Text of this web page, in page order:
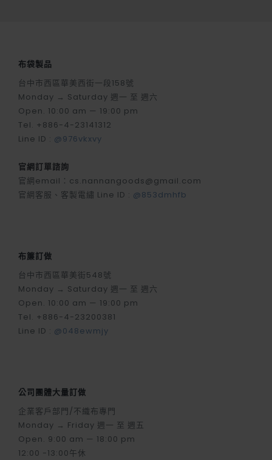
布袋製品
台中市西區華美西街一段158號
Monday → Saturday 週一 至 週六
Open. 10:00 am — 19:00 pm
Tel. +886-4-23141312
Line ID : @976vkxvy
官網訂單諮詢
官網email：cs.nannangoods@gmail.com
官網客服、客製電繡 Line ID : @853dmhfb
布簾訂做
台中市西區華美街548號
Monday → Saturday 週一 至 週六
Open. 10:00 am — 19:00 pm
Tel. +886-4-23200381
Line ID : @048ewmjy
公司團體大量訂做
企業客戶部門/不織布專門
Monday → Friday 週一 至 週五
Open. 9:00 am — 18:00 pm
12:00 -13:00午休